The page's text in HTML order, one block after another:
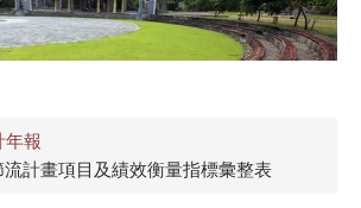
年報
流計畫項目及績效衡量指標彙整表